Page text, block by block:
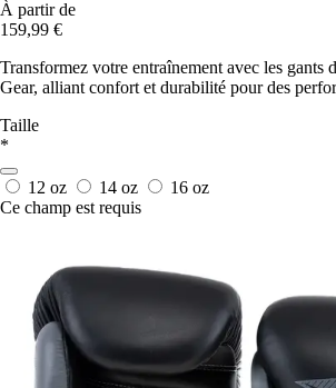
À partir de
159,99 €
Transformez votre entraînement avec les gants
Gear, alliant confort et durabilité pour des
Taille
*
12 oz 14 oz
16 oz
Ce champ est requis